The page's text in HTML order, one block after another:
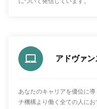
アドヴァ
あなたのキャリアを優位に
チ機構より働く全ての人に